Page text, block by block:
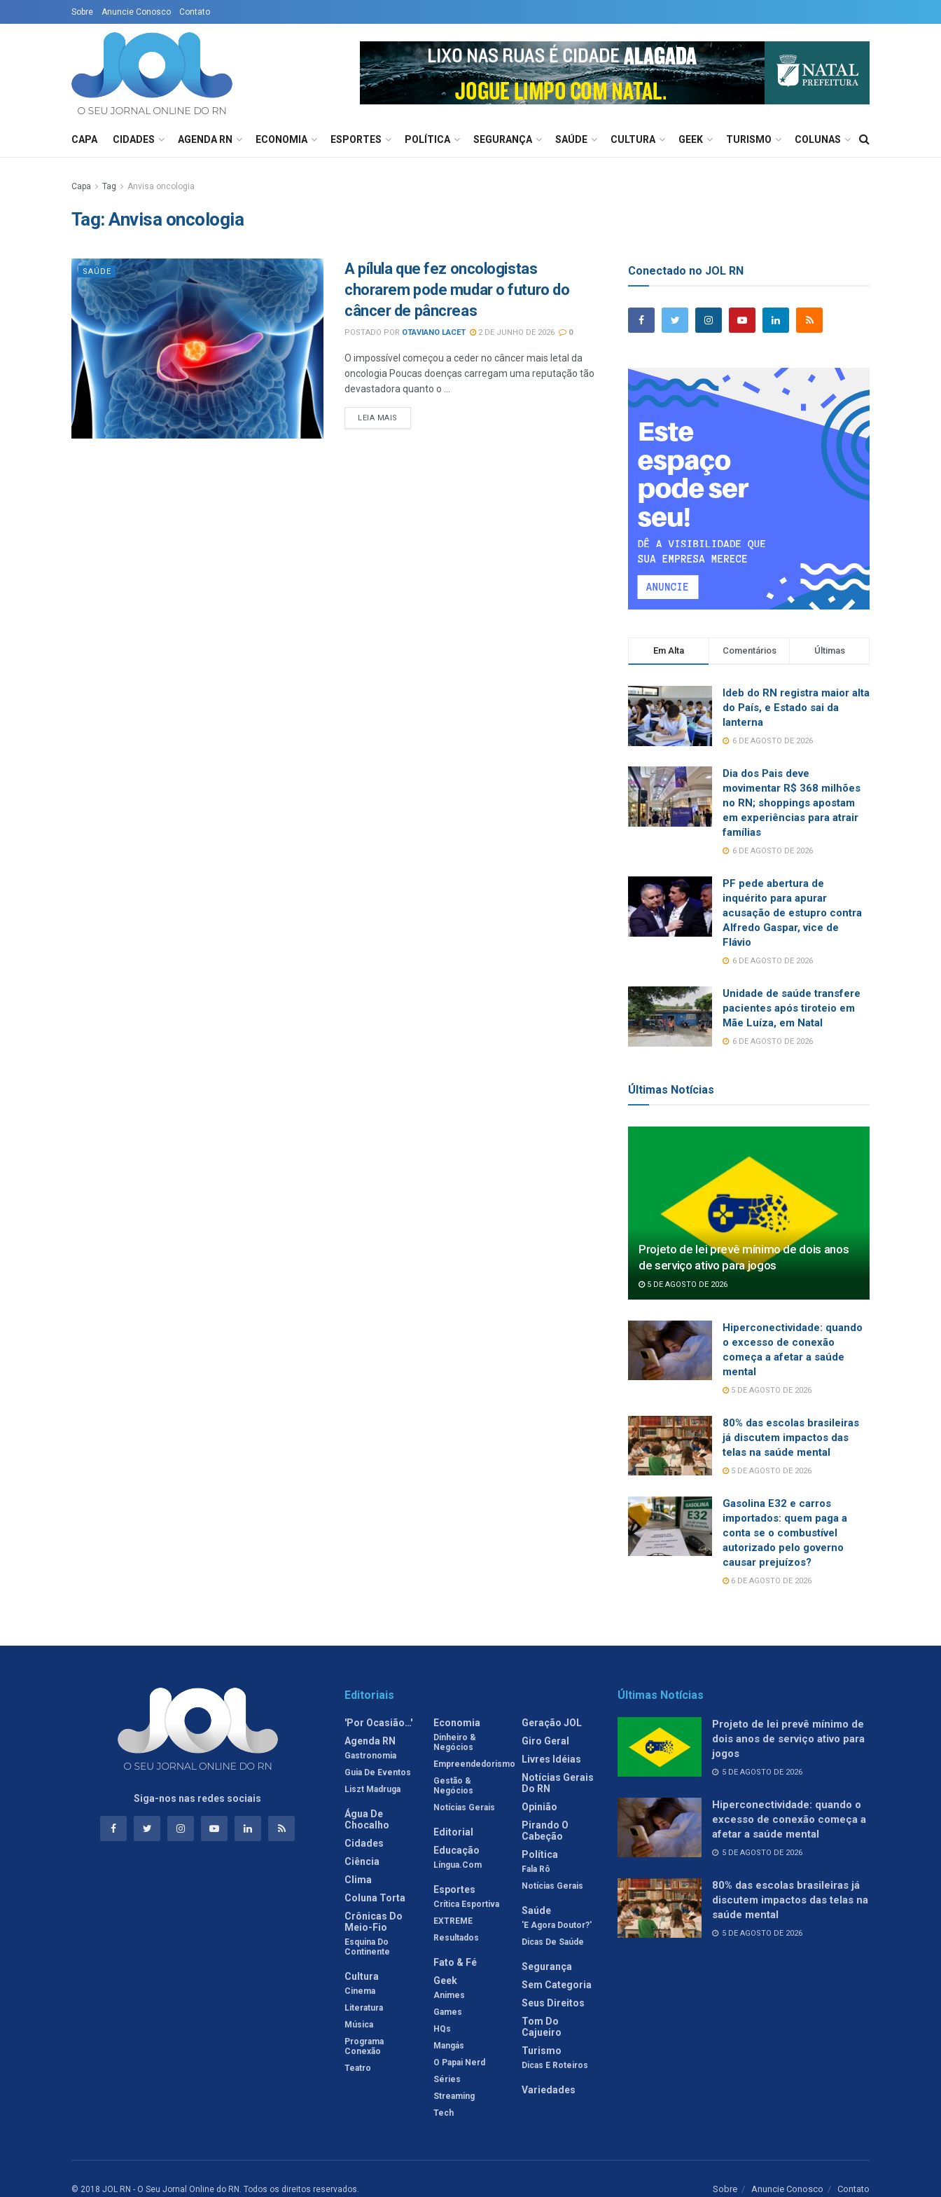
Sobre Anuncie Conosco Contato
CAPA CIDADES AGENDA RN ECONOMIA ESPORTES POLÍTICA SEGURANÇA SAÚDE CULTURA GEEK TURISMO COLUNAS
Capa Tag Anvisa oncologia
Tag:Anvisa oncologia
SAÚDE
A pílula que fez oncologistas
chorarem pode mudar o futuro do
câncer de pâncreas
POSTADO POR OTAVIANO LACET 2 DE JUNHO DE 2026 0
O impossível começou a ceder no câncer mais letal da
oncologia Poucas doenças carregam uma reputação tão
devastadora quanto o ...
LEIA MAIS
Conectado no JOL RN
Em Alta Comentários Últimas
Ideb do RN registra maior alta
do País, e Estado sai da
lanterna
6 DE AGOSTO DE 2026
Dia dos Pais deve
movimentar R$ 368 milhões
no RN; shoppings apostam
em experiências para atrair
famílias
6 DE AGOSTO DE 2026
PF pede abertura de
inquérito para apurar
acusação de estupro contra
Alfredo Gaspar, vice de
Flávio
6 DE AGOSTO DE 2026
Unidade de saúde transfere
pacientes após tiroteio em
Mãe Luíza, em Natal
6 DE AGOSTO DE 2026
Últimas Notícias
Projeto de lei prevê mínimo de dois anos
de serviço ativo para jogos
5 DE AGOSTO DE 2026
Hiperconectividade: quando
o excesso de conexão
começa a afetar a saúde
mental
5 DE AGOSTO DE 2026
80% das escolas brasileiras
já discutem impactos das
telas na saúde mental
5 DE AGOSTO DE 2026
Gasolina E32 e carros
importados: quem paga a
conta se o combustível
autorizado pelo governo
causar prejuízos?
6 DE AGOSTO DE 2026
Siga-nos nas redes sociais
Editoriais
'Por Ocasião…'
Agenda RN
Gastronomia
Guia De Eventos
Liszt Madruga
Água De
Chocalho
Cidades
Ciência
Clima
Coluna Torta
Crônicas Do
Meio-Fio
Esquina Do
Continente
Cultura
Cinema
Literatura
Música
Programa
Conexão
Teatro
Economia
Dinheiro &
Negócios
Empreendedorismo
Gestão &
Negócios
Notícias Gerais
Editorial
Educação
Língua.com
Esportes
Crítica Esportiva
EXTREME
Resultados
Fato & Fé
Geek
Animes
Games
HQs
Mangás
O Papai Nerd
Séries
Streaming
Tech
Geração JOL
Giro Geral
Livres Idéias
Notícias Gerais
Do RN
Opinião
Pirando O
Cabeção
Política
Fala Rô
Notícias Gerais
Saúde
'E Agora Doutor?'
Dicas De Saúde
Segurança
Sem Categoria
Seus Direitos
Tom Do
Cajueiro
Turismo
Dicas E Roteiros
Variedades
Últimas Notícias
Projeto de lei prevê mínimo de
dois anos de serviço ativo para
jogos
5 DE AGOSTO DE 2026
Hiperconectividade: quando o
excesso de conexão começa a
afetar a saúde mental
5 DE AGOSTO DE 2026
80% das escolas brasileiras já
discutem impactos das telas na
saúde mental
5 DE AGOSTO DE 2026
Sobre Anuncie Conosco Contato
© 2018 JOL RN - O Seu Jornal Online do RN. Todos os direitos reservados.